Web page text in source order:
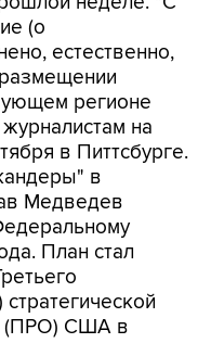
(о
естественно,
регионе
на
в Питтсбурге.
в
Медведев
План стал
(ПРО) США в